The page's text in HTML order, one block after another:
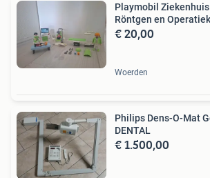
Playmobil
Röntgen en
€ 20,00
Woerden
Philips Dens-O-Mat
DENTAL
€ 1.500,00